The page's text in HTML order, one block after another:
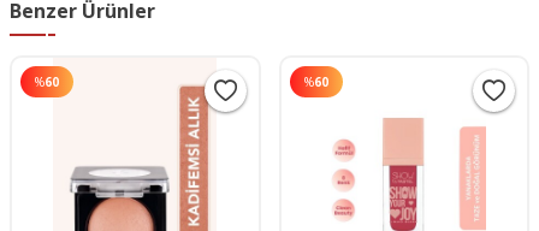
Benzer Ürünler
%60 %60